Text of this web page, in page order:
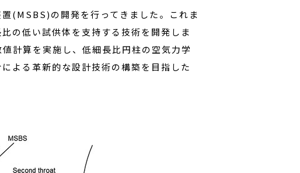
(MSBS)の開発を行ってきました。これま
の低い試供体を支持する技術を開発しま
計算を実施し、低細長比円柱の空気力学
よる革新的な設計技術の構築を目指した